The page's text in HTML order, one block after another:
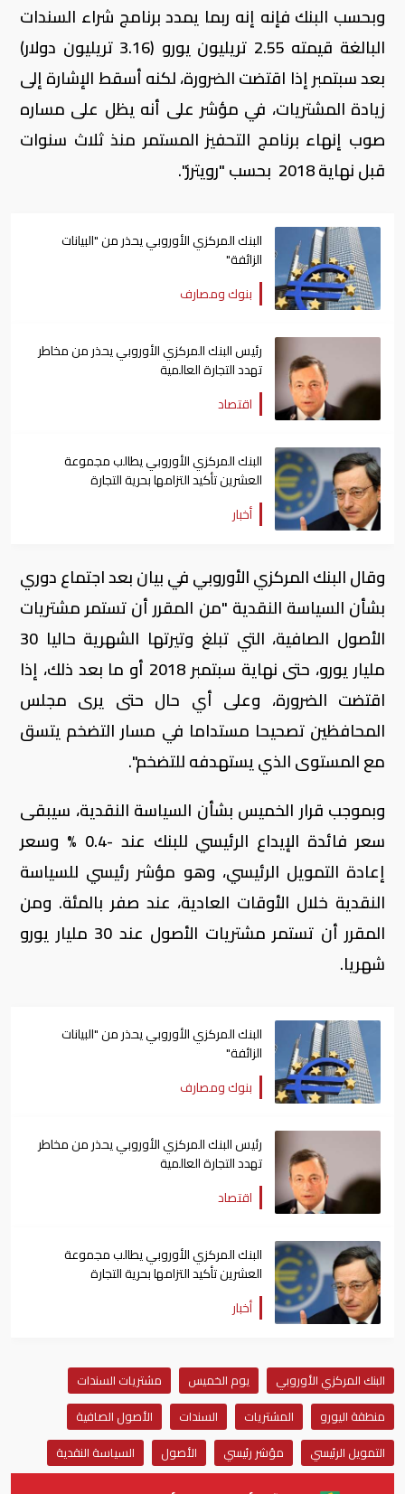
وبحسب البنك فإنه إنه ربما يمدد برنامج شراء السندات
البالغة قيمته 2.55 تريليون يورو (3.16 تريليون دولار)
بعد سبتمبر إذا اقتضت الضرورة، لكنه أسقط الإشارة إلى
زيادة المشتريات، في مؤشر على أنه يظل على مساره
صوب إنهاء برنامج التحفيز المستمر منذ ثلاث سنوات
قبل نهاية 2018 بحسب "رويترز".
البنك المركزي الأوروبي يحذر من "البيانات
الزائفة"
بنوك ومصارف
رئيس البنك المركزي الأوروبي يحذر من مخاطر
تهدد التجارة العالمية
اقتصاد
البنك المركزي الأوروبي يطالب مجموعة
العشرين تأكيد التزامها بحرية التجارة
أخبار
وقال البنك المركزي الأوروبي في بيان بعد اجتماع دوري
بشأن السياسة النقدية "من المقرر أن تستمر مشتريات
الأصول الصافية، التي تبلغ وتيرتها الشهرية حاليا 30
مليار يورو، حتى نهاية سبتمبر 2018 أو ما بعد ذلك، إذا
اقتضت الضرورة، وعلى أي حال حتى يرى مجلس
المحافظين تصحيحا مستداما في مسار التضخم يتسق
مع المستوى الذي يستهدفه للتضخم".
وبموجب قرار الخميس بشأن السياسة النقدية، سيبقى
سعر فائدة الإيداع الرئيسي للبنك عند -0.4 % وسعر
إعادة التمويل الرئيسي، وهو مؤشر رئيسي للسياسة
النقدية خلال الأوقات العادية، عند صفر بالمئة. ومن
المقرر أن تستمر مشتريات الأصول عند 30 مليار يورو
شهريا.
البنك المركزي الأوروبي يحذر من "البيانات
الزائفة"
بنوك ومصارف
رئيس البنك المركزي الأوروبي يحذر من مخاطر
تهدد التجارة العالمية
اقتصاد
البنك المركزي الأوروبي يطالب مجموعة
العشرين تأكيد التزامها بحرية التجارة
أخبار
البنك المركزي الأوروبي يوم الخميس
مشتريات السندات
منطقة اليورو
المشتريات السندات
الأصول الصافية
التمويل الرئيسي
مؤشر رئيسي الأصول السياسة النقدية